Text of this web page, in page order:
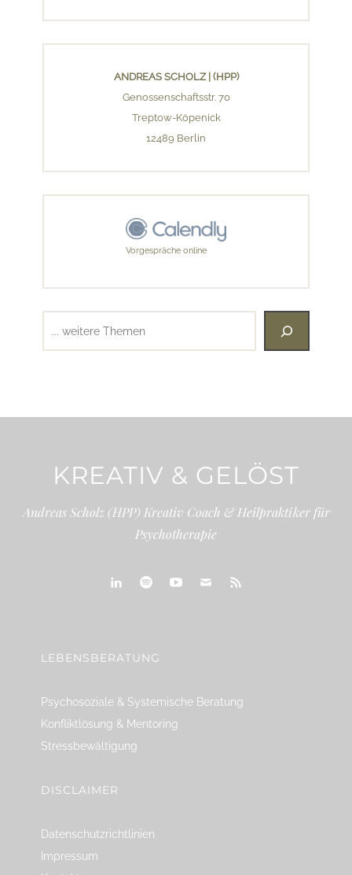
ANDREAS SCHOLZ | (HPP)
Genossenschaftsstr. 70
Treptow-Köpenick
12489 Berlin
Vorgespräche online
KREATIV & GELÖST
Andreas Scholz (HPP) Kreativ Coach & Heilpraktiker für
Psychotherapie
LEBENSBERATUNG
Psychosoziale & Systemische Beratung
Konfliktlösung & Mentoring
Stressbewältigung
DISCLAIMER
Datenschutzrichtlinien
Impressum